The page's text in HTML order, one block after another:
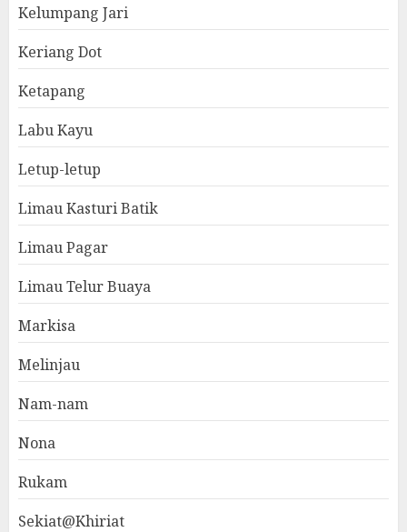
Kelumpang Jari
Keriang Dot
Ketapang
Labu Kayu
Letup-letup
Limau Kasturi Batik
Limau Pagar
Limau Telur Buaya
Markisa
Melinjau
Nam-nam
Nona
Rukam
Sekiat@Khiriat